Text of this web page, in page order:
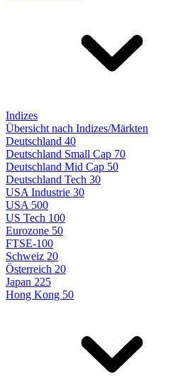
Indizes
Übersicht nach Indizes/Märkten
Deutschland 40
Deutschland Small Cap 70
Deutschland Mid Cap 50
Deutschland Tech 30
USA Industrie 30
USA 500
US Tech 100
Eurozone 50
FTSE-100
Schweiz 20
Österreich 20
Japan 225
Hong Kong 50